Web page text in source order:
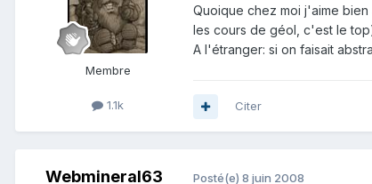
Membre
1.1k
Quoique chez moi j'aime
les cours de géol, c'est le
A l'étranger: si on faisait
Citer
Webmineral63 Posté(e) 8 juin 2008